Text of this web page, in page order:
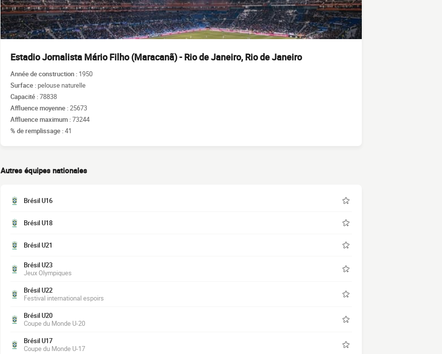
Estadio Jornalista Mário Filho (Maracanã) - Rio de Janeiro, Rio de Janeiro
Année de construction : 1950
Surface : pelouse naturelle
Capacité :78838
Affluence moyenne :25673
Affluence maximum :73244
% de remplissage :41
Autres équipes nationales
Brésil U16
Brésil U18
Brésil U21
Brésil U23
Jeux Olympiques
Brésil U22
Festival international espoirs
Brésil U20
Coupe du Monde U-20
Brésil U17
Coupe du Monde U-17